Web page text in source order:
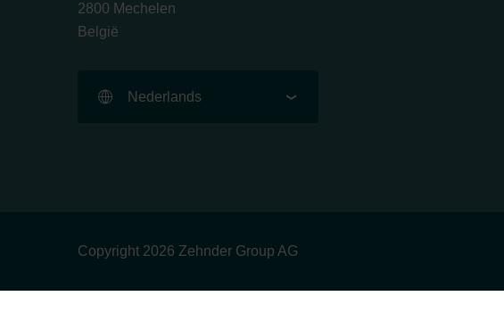
2800 Mechelen
België
Nederlands
Copyright 2026 Zehnder Group AG